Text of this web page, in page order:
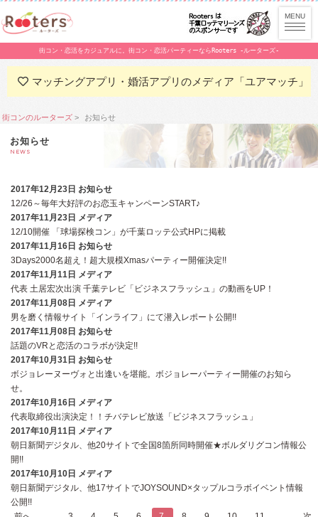
街コン・恋活をカジュアルに。街コン・恋活パーティーならRooters -ルーターズ-
マッチングアプリ・婚活アプリのメディア「ユアマッチ」
街コンのルーターズ お知らせ
お知らせ
NEWS
2017年12月23日 お知らせ
12/26～毎年大好評のお恋玉キャンペーンSTART♪
2017年11月23日 メディア
12/10開催 「球場探検コン」が千葉ロッテ公式HPに掲載
2017年11月16日 お知らせ
3Days2000名超え！超大規模Xmasパーティー開催決定!!
2017年11月11日 メディア
代表 土居宏次出演 千葉テレビ「ビジネスフラッシュ」の動画をUP！
2017年11月08日 メディア
男を磨く情報サイト「インライフ」にて潜入レポート公開!!
2017年11月08日 お知らせ
話題のVRと恋活のコラボが決定!!
2017年10月31日 お知らせ
ボジョレーヌーヴォと出逢いを堪能。ボジョレーパーティー開催のお知ら
せ。
2017年10月16日 メディア
代表取締役出演決定！！チバテレビ放送「ビジネスフラッシュ」
2017年10月11日 メディア
朝日新聞デジタル、他20サイトで全国8箇所同時開催★ボルダリグコン情報公
開!!
2017年10月10日 メディア
朝日新聞デジタル、他17サイトでJOYSOUND×タップルコラボイベント情報
公開!!